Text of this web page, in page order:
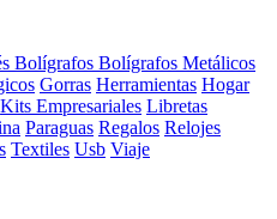
Bolígrafos Bolígrafos Metálicos
Gorras Herramientas Hogar
Kits Empresariales Libretas
Paraguas Regalos Relojes
Textiles Usb Viaje